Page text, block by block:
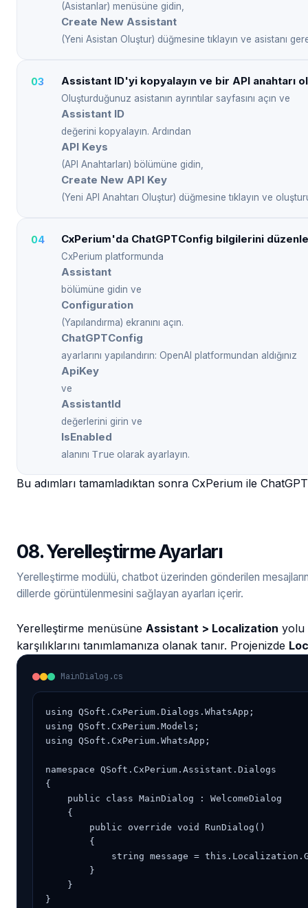
(Asistanlar) menüsüne gidin,
Create New Assistant
(Yeni Asistan Oluştur) düğmesine tıklayın ve asistanı
Assistant ID'yi kopyalayın ve bir API anahtarı
Oluşturduğunuz asistanın ayrıntılar sayfasını açın ve
Assistant ID
değerini kopyalayın. Ardından
API Keys
(API Anahtarları) bölümüne gidin,
Create New API Key
(Yeni API Anahtarı Oluştur) düğmesine tıklayın ve
CxPerium'da ChatGPTConfig bilgilerini
CxPerium platformunda
Assistant
bölümüne gidin ve
Configuration
(Yapılandırma) ekranını açın.
ChatGPTConfig
ayarlarını yapılandırın: OpenAI platformundan aldığınız
ApiKey
ve
AssistantId
değerlerini girin ve
IsEnabled
alanını True olarak ayarlayın.
Bu adımları tamamladıktan sonra CxPerium ile
08. Yerelleştirme Ayarları
Yerelleştirme modülü, chatbot üzerinden gönderilen
dillerde görüntülenmesini sağlayan ayarları içerir.
Yerelleştirme menüsüne Assistant > Localization yolu
karşılıklarını tanımlamanıza olanak tanır. Projenizde
MainDialog.cs
using QSoft.CxPerium.Dialogs.WhatsApp;
using QSoft.CxPerium.Models;
using QSoft.CxPerium.WhatsApp;
namespace QSoft.CxPerium.Assistant.Dialogs
{
    public class MainDialog : WelcomeDialog
    {
        public override void RunDialog()
        {
string message =
        }
    }
}